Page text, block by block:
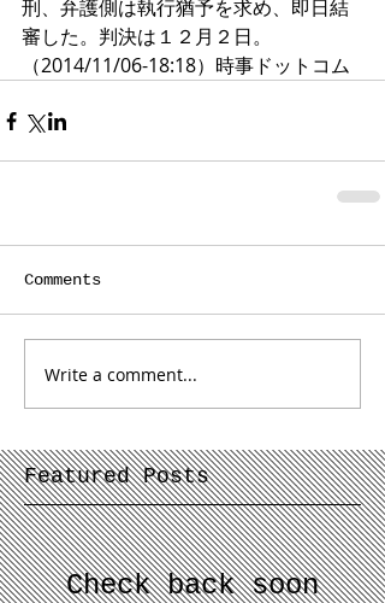
刑、弁護側は執行猶予を求め、即日結
審した。判決は１２月２日。
（2014/11/06-18:18）時事ドットコム
Comments
Write a comment...
Featured Posts
Check back soon